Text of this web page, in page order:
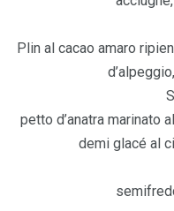
Plin al cacao amaro
petto d’anatra marinato
demi glacé al